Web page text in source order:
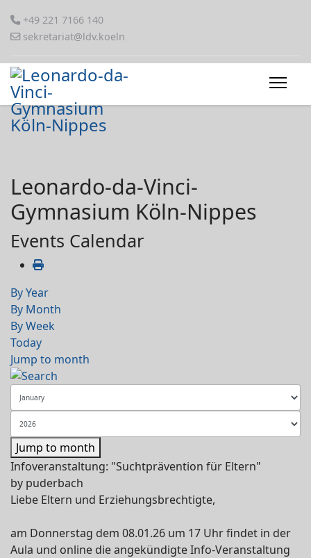
+49 221 7166 140
sekretariat@ldv.koeln
Leonardo-da-Vinci-
Gymnasium Köln-Nippes
Events Calendar
By Year
By Month
By Week
Today
Jump to month
Jump to month
Infoveranstaltung: "Suchtprävention für Eltern"
by puderbach
Liebe Eltern und Erziehungsbrechtigte,
am Donnerstag dem 08.01.26 um 17 Uhr findet in der
Aula und online die angekündigte Info-Veranstaltung